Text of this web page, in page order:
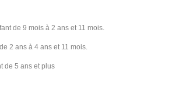
de 9 mois à 2 ans et 11 mois.
2 ans à 4 ans et 11 mois.
de 5 ans et plus